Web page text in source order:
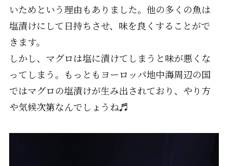
いためという理由もありました。他の多くの魚は
塩漬けにして日持ちさせ、味を良くすることがで
きます。
しかし、マグロは塩に漬けてしまうと味が悪くな
ってしまう。もっともヨーロッパ地中海周辺の国
ではマグロの塩漬けが生み出されており、やり方
や気候次第なんでしょうね♬